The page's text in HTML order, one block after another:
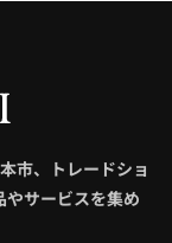
市、トレードショ
サービスを集め